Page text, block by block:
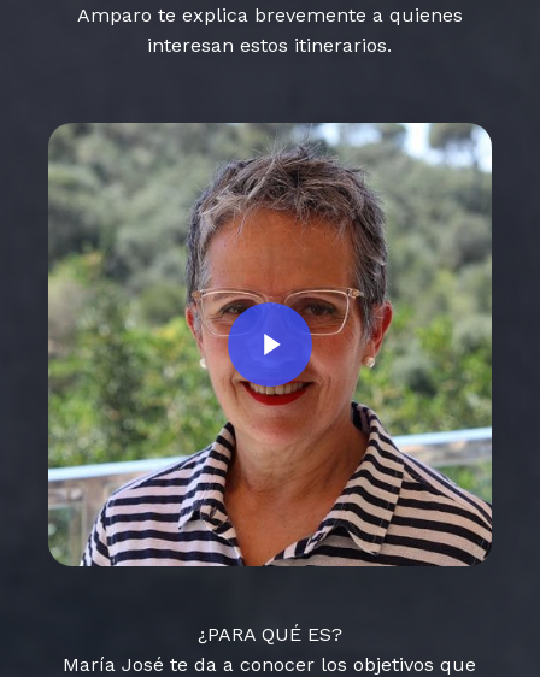
Amparo te explica brevemente a quienes
interesan estos itinerarios.
Play Video
¿PARA QUÉ ES?
María José te da a conocer los objetivos que